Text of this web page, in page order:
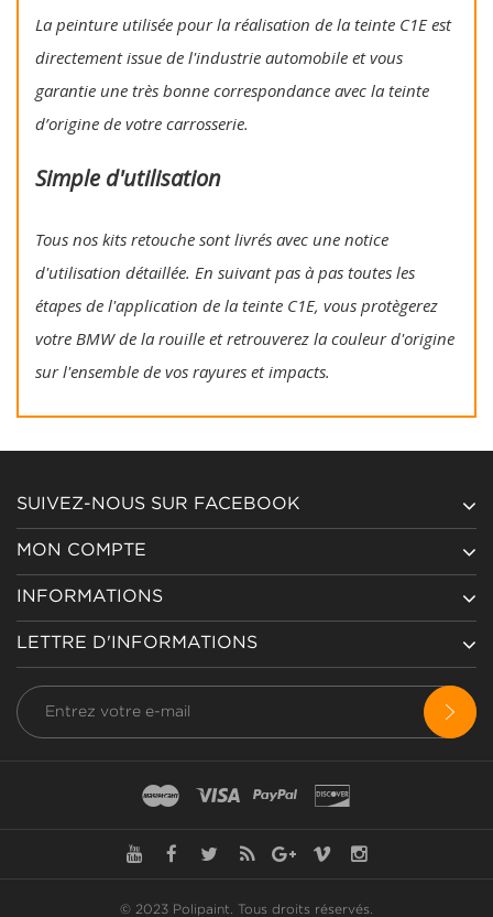
La peinture utilisée pour la réalisation de la teinte C1E est
directement issue de l'industrie automobile et vous
garantie une très bonne correspondance avec la teinte
d’origine de votre carrosserie.
Simple d'utilisation
Tous nos kits retouche sont livrés avec une notice
d'utilisation détaillée. En suivant pas à pas toutes les
étapes de l'application de la teinte C1E, vous protègerez
votre BMW de la rouille et retrouverez la couleur d'origine
sur l'ensemble de vos rayures et impacts.
SUIVEZ-NOUS SUR FACEBOOK
MON COMPTE
INFORMATIONS
LETTRE D'INFORMATIONS
© 2023 Polipaint. Tous droits réservés.